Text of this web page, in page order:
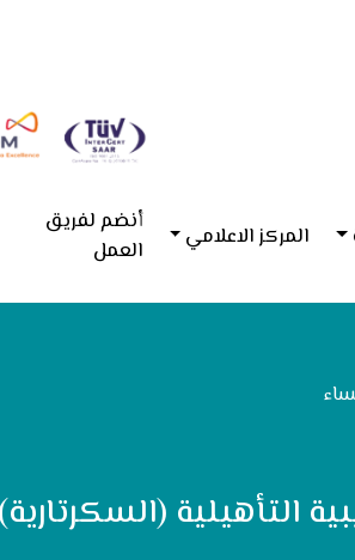
المركز الاعلامي
أنضم لفريق
العمل
التأهيلية